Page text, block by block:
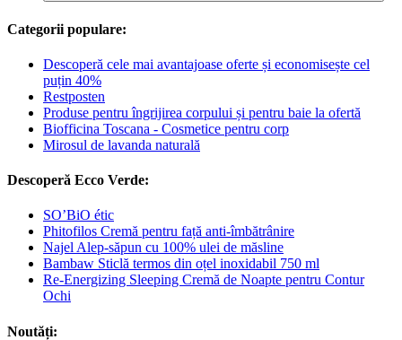
Categorii populare:
Descoperă cele mai avantajoase oferte și economisește cel
puțin 40%
Restposten
Produse pentru îngrijirea corpului și pentru baie la ofertă
Biofficina Toscana - Cosmetice pentru corp
Mirosul de lavanda naturală
Descoperă Ecco Verde:
SO’BiO étic
Phitofilos Cremă pentru față anti-îmbătrânire
Najel Alep-săpun cu 100% ulei de măsline
Bambaw Sticlă termos din oțel inoxidabil 750 ml
Re-Energizing Sleeping Cremă de Noapte pentru Contur
Ochi
Noutăți: